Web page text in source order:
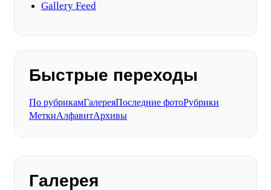
Gallery Feed
Быстрые переходы
По рубрикамГалереяПоследние фотоРубрики
МеткиАлфавитАрхивы
Галерея